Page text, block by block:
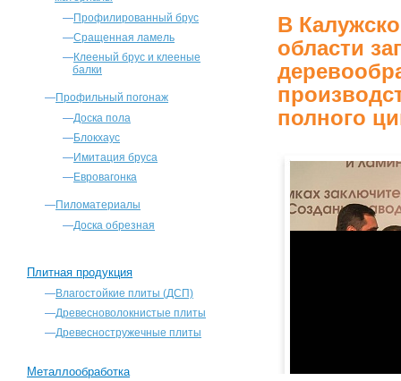
—Профилированный брус
—Сращенная ламель
—Клееный брус и клееные
балки
—Профильный погонаж
—Доска пола
—Блокхаус
—Имитация бруса
—Евровагонка
—Пиломатериалы
—Доска обрезная
Плитная продукция
—Влагостойкие плиты (ДСП)
—Древесноволокнистые плиты
—Древесностружечные плиты
Металлообработка
В
области
полного